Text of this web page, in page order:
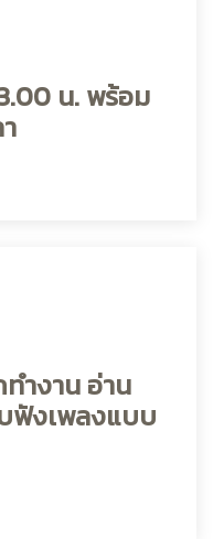
น. พร้อม
ำงาน อ่าน
ฟังเพลงแบบ